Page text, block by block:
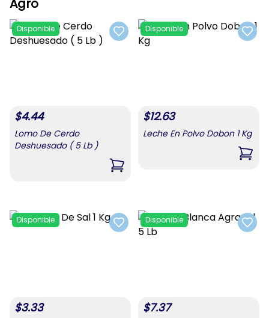
Agro
Add to favorites
Disponible
$4.44
Lomo De Cerdo
Deshuesado ( 5 Lb )
,Lomo De Cerdo Deshuesado ( 5 Lb
Add
Disponible
$12.63
Leche En Polvo Dobon 1 Kg
,
Add to favorites
Disponible
$3.33
Add
Disponible
$7.37